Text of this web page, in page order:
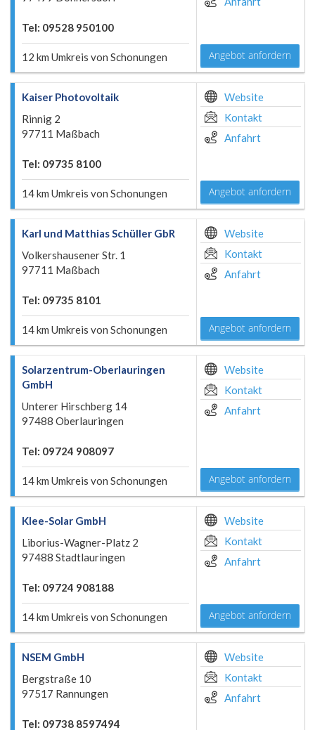
Tel: 09528 950100
12 km Umkreis von Schonungen Angebot anfordern
Kaiser Photovoltaik
Rinnig 2
97711 Maßbach
Tel: 09735 8100
14 km Umkreis von Schonungen
Website
Kontakt
Anfahrt
Angebot anfordern
Karl und Matthias Schüller GbR
Volkershausener Str. 1
97711 Maßbach
Tel: 09735 8101
14 km Umkreis von Schonungen
Website
Kontakt
Anfahrt
Angebot anfordern
Solarzentrum-Oberlauringen
GmbH
Unterer Hirschberg 14
97488 Oberlauringen
Tel: 09724 908097
14 km Umkreis von Schonungen
Website
Kontakt
Anfahrt
Angebot anfordern
Klee-Solar GmbH
Liborius-Wagner-Platz 2
97488 Stadtlauringen
Tel: 09724 908188
14 km Umkreis von Schonungen
Website
Kontakt
Anfahrt
Angebot anfordern
NSEM GmbH
Bergstraße 10
97517 Rannungen
Tel: 09738 8597494
Website
Kontakt
Anfahrt